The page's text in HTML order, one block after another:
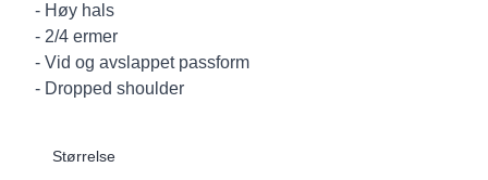
- Høy hals
- 2/4 ermer
- Vid og avslappet passform
- Dropped shoulder
Størrelse